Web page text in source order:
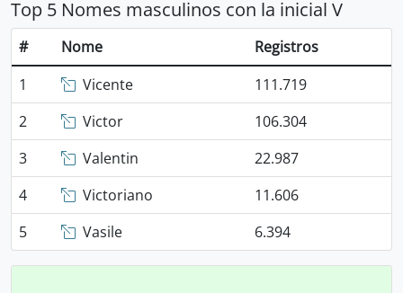
Top 5 Nomes masculinos con la inicial V
# Nome
Registros
1
Vicente
111.719
2
Victor
106.304
3
Valentin
22.987
4
Victoriano
11.606
5
Vasile 6.394